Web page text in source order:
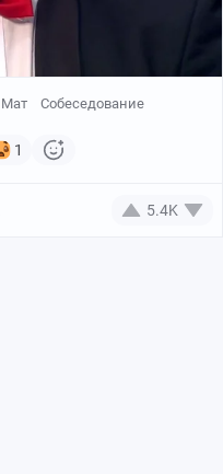
Мат Собеседование
1
5.4K